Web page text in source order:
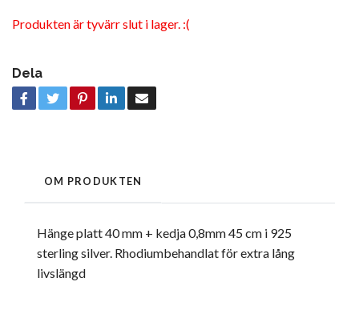
Produkten är tyvärr slut i lager. :(
Dela
OM PRODUKTEN
Hänge platt 40 mm + kedja 0,8mm 45 cm i 925
sterling silver. Rhodiumbehandlat för extra lång
livslängd